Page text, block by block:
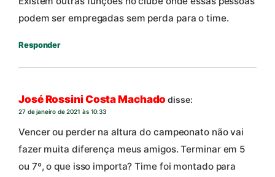
podem ser empregadas sem perda para o time.
Responder
José Rossini Costa Machado disse:
27 de janeiro de 2021 às 10:33
Vencer ou perder na altura do campeonato não vai
fazer muita diferença meus amigos. Terminar em 5
ou 7º, o que isso importa? Time foi montado para